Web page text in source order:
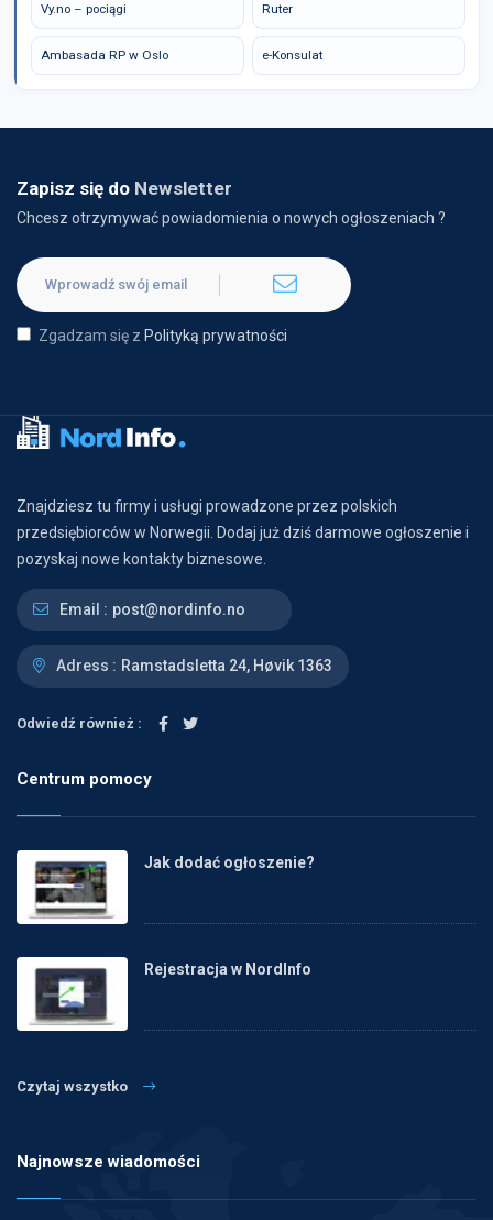
Vy.no – pociągi Ruter
Ambasada RP w Oslo e-Konsulat
Zapisz się do Newsletter
Chcesz otrzymywać powiadomienia o nowych ogłoszeniach ?
Zgadzam się z Polityką prywatności
Znajdziesz tu firmy i usługi prowadzone przez polskich
przedsiębiorców w Norwegii. Dodaj już dziś darmowe ogłoszenie i
pozyskaj nowe kontakty biznesowe.
Email : post@nordinfo.no
Adress : Ramstadsletta 24, Høvik 1363
Odwiedź również :
Centrum pomocy
Jak dodać ogłoszenie?
Rejestracja w NordInfo
Czytaj wszystko
Najnowsze wiadomości